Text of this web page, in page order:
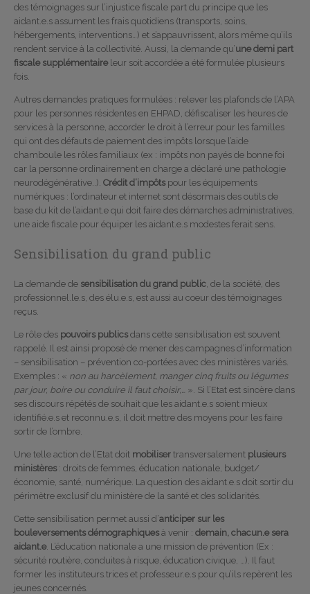
des témoignages sur l’injustice fiscale part du principe que les
aidant.e.s assument les frais quotidiens (transports, soins,
hébergements, interventions…) et s’appauvrissent, alors même qu’ils
rendent service à la collectivité. Aussi, la demande qu’une demi part
fiscale supplémentaireleur soit accordée a été formulée plusieurs
fois.
Autres demandes pratiques formulées : relever les plafonds de l’APA
pour les personnes résidentes en EHPAD, défiscaliser les heures de
services à la personne, accorder le droit à l’erreur pour les familles
qui ont des défauts de paiement des impôts lorsque l’aide
chamboule les rôles familiaux (ex : impôts non payés de bonne foi
car la personne ordinairement en charge a déclaré une pathologie
neurodégénérative..). Crédit d’impôtspour les équipements
numériques : l’ordinateur et internet sont désormais des outils de
base du kit de l’aidant.e qui doit faire des démarches administratives,
une aide fiscale pour équiper les aidant.e.s modestes ferait sens.
Sensibilisation du grand public
La demande de sensibilisation du grand public , de la société, des
professionnel.le.s, des élu.e.s, est aussi au coeur des témoignages
reçus.
Le rôle des pouvoirs publicsdans cette sensibilisation est souvent
rappelé. Il est ainsi proposé de mener des campagnes d’information
– sensibilisation – prévention co-portées avec des ministères variés.
Exemples : « non au harcèlement, manger cinq fruits ou légumes
par jour, boire ou conduire il faut choisir,…
». Si l’Etat est sincère dans
ses discours répétés de souhait que les aidant.e.s soient mieux
identifié.e.s et reconnu.e.s, il doit mettre des moyens pour les faire
sortir de l’ombre.
Une telle action de l’Etat doit mobiliser transversalement plusieurs
ministères: droits de femmes, éducation nationale, budget/
économie, santé, numérique. La question des aidant.e.s doit sortir du
périmètre exclusif du ministère de la santé et des solidarités.
Cette sensibilisation permet aussi d’anticiper sur les
bouleversements démographiquesà venir : demain, chacun.e sera
aidant.e. L’éducation nationale a une mission de prévention (Ex :
sécurité routière, conduites à risque, éducation civique, …). Il faut
former les instituteurs.trices et professeur.e.s pour qu’ils repèrent les
jeunes concernés.